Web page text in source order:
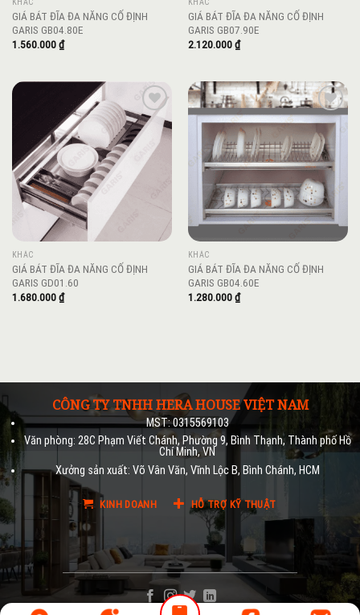
KHÁC
GIÁ BÁT ĐĨA ĐA NĂNG CỐ ĐỊNH
GARIS GB04.80E
1.560.000₫
KHÁC
GIÁ BÁT ĐĨA ĐA NĂNG CỐ ĐỊNH
GARIS GB07.90E
2.120.000₫
Add to
wishlist
KHÁC
GIÁ BÁT ĐĨA ĐA NĂNG CỐ ĐỊNH
GARIS GD01.60
1.680.000₫
Add to
wishlist
KHÁC
GIÁ BÁT ĐĨA ĐA NĂNG CỐ ĐỊNH
GARIS GB04.60E
1.280.000₫
CÔNG TY TNHH HERA HOUSE VIỆT NAM
MST: 0315569103
Văn phòng: 28C Phạm Viết Chánh, Phường 9, Bình Thạnh, Thành phố Hồ
Chí Minh, VN
Xưởng sản xuất: Võ Vân Văn, Vĩnh Lộc B, Bình Chánh, HCM
KINH DOANH HỖ TRỢ KỸ THUẬT